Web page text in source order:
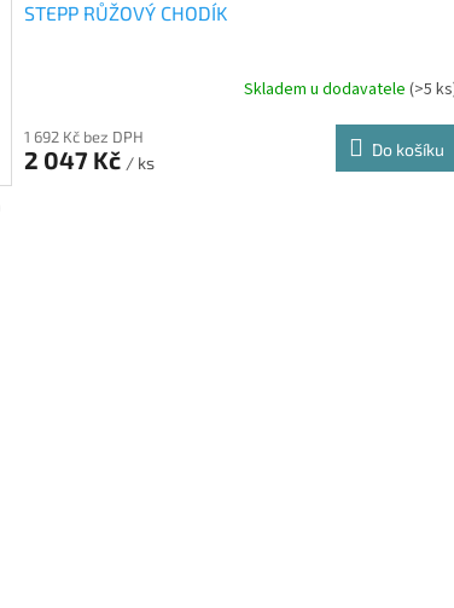
STEPP RŮŽOVÝ CHODÍK
Skladem u dodavatele (>5
1 692 Kč bez DPH
2 047 Kč / ks
Do košíku